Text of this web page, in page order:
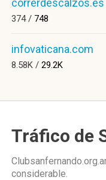
correrdescalzos.es
374 / 748
infovaticana.com
8.58K / 29.2K
Tráfico de
considerable.